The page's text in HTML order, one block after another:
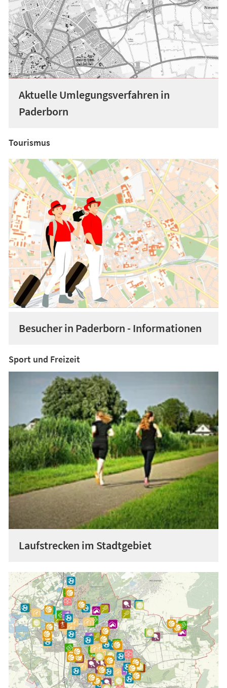
Aktuelle Umlegungsverfahren in
Paderborn
Tourismus
Besucher in Paderborn - Informationen
Sport und Freizeit
Laufstrecken im Stadtgebiet